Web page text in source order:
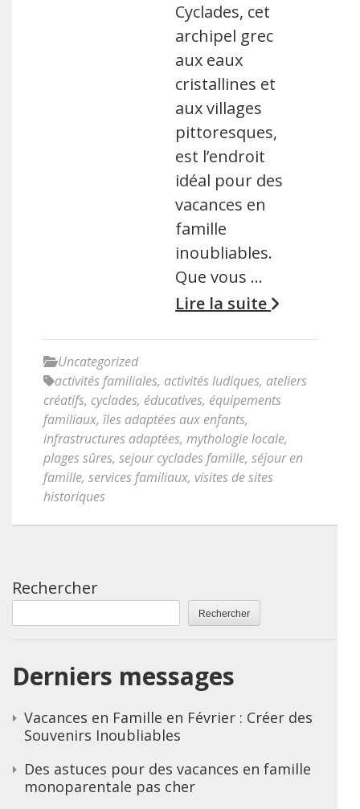
Cyclades, cet
archipel grec
aux eaux
cristallines et
aux villages
pittoresques,
est l’endroit
idéal pour des
vacances en
famille
inoubliables.
Que vous …
Lire la suite
Uncategorized
activités familiales, activités ludiques, ateliers
créatifs, cyclades, éducatives, équipements
familiaux, îles adaptées aux enfants,
infrastructures adaptées, mythologie locale,
plages sûres, sejour cyclades famille, séjour en
famille, services familiaux, visites de sites
historiques
Rechercher
Rechercher
Derniers messages
Vacances en Famille en Février : Créer des
Souvenirs Inoubliables
Des astuces pour des vacances en famille
monoparentale pas cher